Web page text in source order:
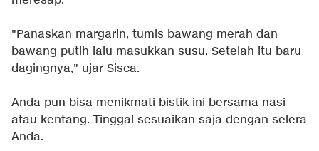
"Panaskan margarin, tumis bawang merah dan
bawang putih lalu masukkan susu. Setelah itu baru
dagingnya," ujar Sisca.
Anda pun bisa menikmati bistik ini bersama nasi
atau kentang. Tinggal sesuaikan saja dengan selera
Anda.